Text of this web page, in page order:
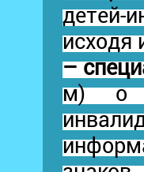
исходя
–
м) о